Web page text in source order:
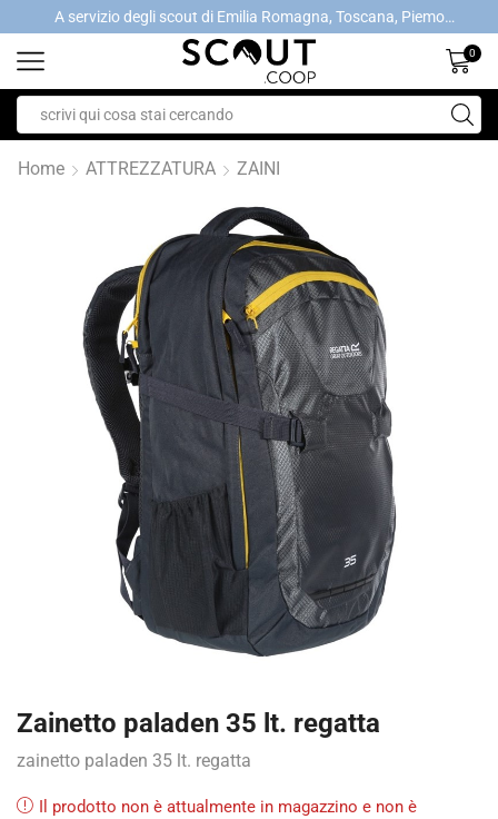
A servizio degli scout di Emilia Romagna, Toscana, Piemonte, Valle d'Aosta- Gratis la spedizione con ordini > €40
0
Home ATTREZZATURA ZAINI
Zainetto paladen 35 lt. regatta
zainetto paladen 35 lt. regatta
Il prodotto non è attualmente in magazzino e non è